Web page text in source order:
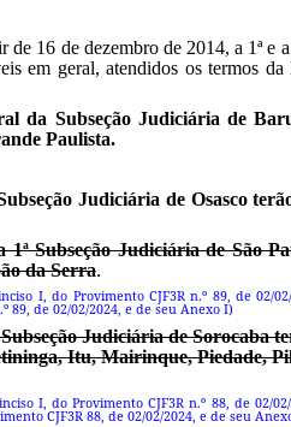
16 de dezembro de 2014, a 1ª
em geral, atendidos os termos
da Subseção Judiciária de
Paulista.
Judiciária de Osasco
1ª Subseção Judiciária de São
da Serra.
I, do Provimento CJF3R n.º 89, de
89, de 02/02/2024, e de seu Anexo I)
Judiciária de Sorocaba
Itu, Mairinque, Piedade,
I, do Provimento CJF3R n.º 88, de
CJF3R 88, de 02/02/2024, e de seu